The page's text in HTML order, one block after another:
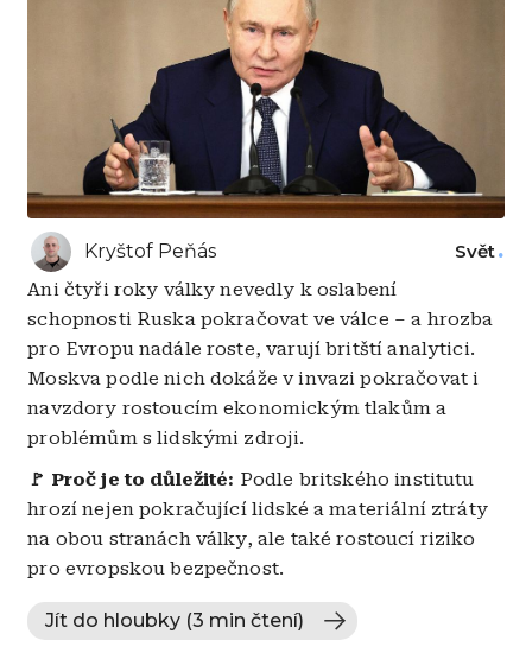
Kryštof Peňás Svět
Ani čtyři roky války nevedly k oslabení
schopnosti Ruska pokračovat ve válce – a hrozba
pro Evropu nadále roste, varují britští analytici.
Moskva podle nich dokáže v invazi pokračovat i
navzdory rostoucím ekonomickým tlakům a
problémům s lidskými zdroji.
🚩 Proč je to důležité: Podle britského institutu
hrozí nejen pokračující lidské a materiální ztráty
na obou stranách války, ale také rostoucí riziko
pro evropskou bezpečnost.
Jít do hloubky (3 min čtení)